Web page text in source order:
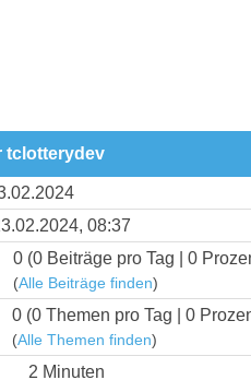
tclotterydev
08:37
0 (0 Beiträge pro Tag | 0
(Alle Beiträge finden)
0 (0 Themen pro Tag | 0
(Alle Themen finden)
2 Minuten